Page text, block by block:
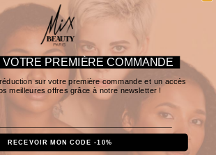
VOTRE PREMIÈRE COMMANDE
sur votre première commande et un accès
meilleures offres grâce à notre newsletter !
RECEVOIR MON CODE -10%